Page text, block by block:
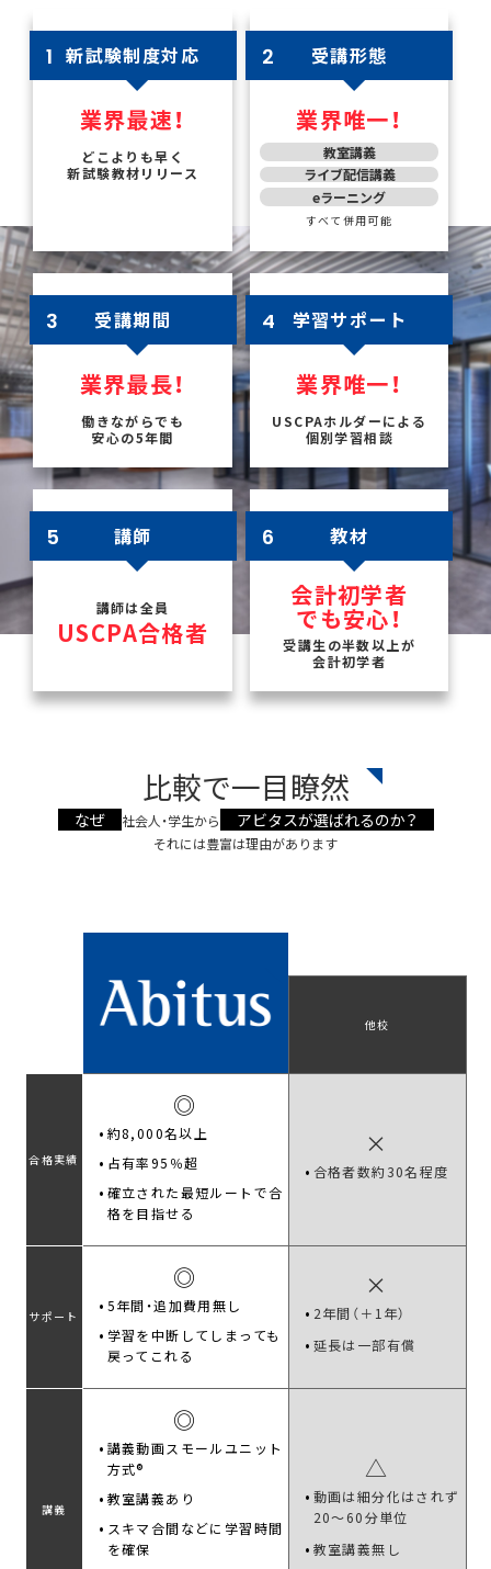
1 新試験制度対応
業界最速！
どこよりも早く
新試験教材リリース
2 受講形態
業界唯一！
教室講義
ライブ配信講義
eラーニング
すべて併用可能
3 受講期間
業界最長！
働きながらでも
安心の5年間
4 学習サポート
業界唯一！
USCPAホルダーによる
個別学習相談
5 講師
講師は全員
USCPA合格者
6 教材
会計初学者
でも安心！
受講生の半数以上が
会計初学者
比較で一目瞭然
なぜ 社会人・学生から アビタスが選ばれるのか？
それには豊富は理由があります
他校
合格実績
◎
約8,000名以上
占有率95％超
確立された最短ルートで合
格を目指せる
×
合格者数約30名程度
サポート
◎
5年間・追加費用無し
学習を中断してしまっても
戻ってこれる
×
2年間（＋1年）
延長は一部有償
講義
◎
講義動画スモールユニット
方式®
教室講義あり
スキマ合間などに学習時間
を確保
△
動画は細分化はされず
20～60分単位
教室講義無し